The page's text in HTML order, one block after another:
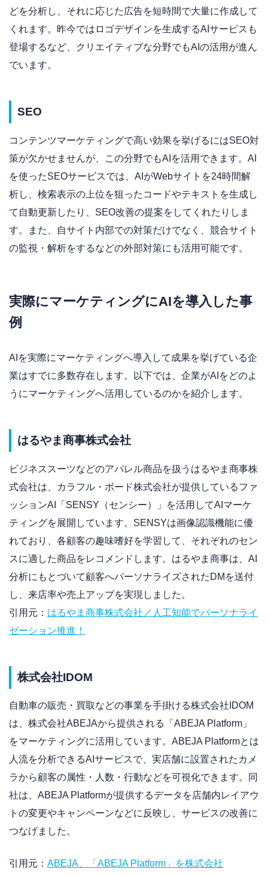
どを分析し、それに応じた広告を短時間で大量に作成して
くれます。昨今ではロゴデザインを生成するAIサービスも
登場するなど、クリエイティブな分野でもAIの活用が進ん
でいます。
SEO
コンテンツマーケティングで高い効果を挙げるにはSEO対
策が欠かせませんが、この分野でもAIを活用できます。AI
を使ったSEOサービスでは、AIがWebサイトを24時間解
析し、検索表示の上位を狙ったコードやテキストを生成し
て自動更新したり、SEO改善の提案をしてくれたりしま
す。また、自サイト内部での対策だけでなく、競合サイト
の監視・解析をするなどの外部対策にも活用可能です。
実際にマーケティングにAIを導入した事
例
AIを実際にマーケティングへ導入して成果を挙げている企
業はすでに多数存在します。以下では、企業がAIをどのよ
うにマーケティングへ活用しているのかを紹介します。
はるやま商事株式会社
ビジネススーツなどのアパレル商品を扱うはるやま商事株
式会社は、カラフル・ボード株式会社が提供しているファ
ッションAI「SENSY（センシー）」を活用してAIマーケ
ティングを展開しています。SENSYは画像認識機能に優
れており、各顧客の趣味嗜好を学習して、それぞれのセン
スに適した商品をレコメンドします。はるやま商事は、AI
分析にもとづいて顧客へパーソナライズされたDMを送付
し、来店率や売上アップを実現しました。
引用元： はるやま商事株式会社／人工知能でパーソナライ
ゼーション推進！
株式会社IDOM
自動車の販売・買取などの事業を手掛ける株式会社IDOM
は、株式会社ABEJAから提供される「ABEJA Platform」
をマーケティングに活用しています。ABEJA Platformとは
人流を分析できるAIサービスで、実店舗に設置されたカメ
ラから顧客の属性・人数・行動などを可視化できます。同
社は、ABEJA Platformが提供するデータを店舗内レイアウ
トの変更やキャンペーンなどに反映し、サービスの改善に
つなげました。
引用元： ABEJA、「ABEJA Platform」を株式会社